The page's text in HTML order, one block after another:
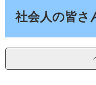
社会人の皆さ